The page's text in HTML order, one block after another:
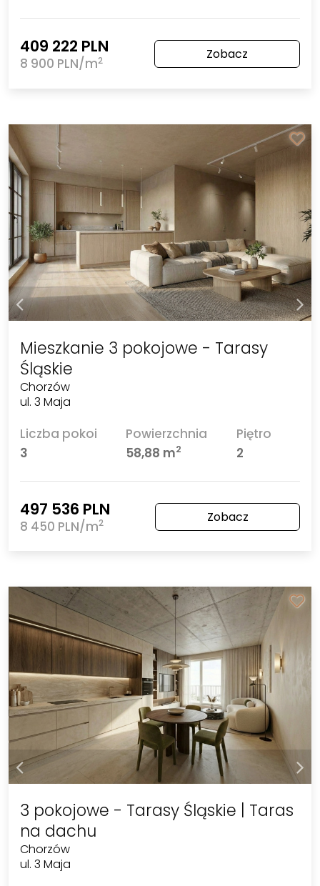
409 222 PLN
8 900 PLN/m2 Zobacz
Mieszkanie 3 pokojowe - Tarasy
Śląskie
Chorzów
ul. 3 Maja
Liczba pokoi
3
Powierzchnia
58,88 m2
Piętro
2
497 536 PLN
8 450 PLN/m2 Zobacz
3 pokojowe - Tarasy Śląskie | Taras
na dachu
Chorzów
ul. 3 Maja